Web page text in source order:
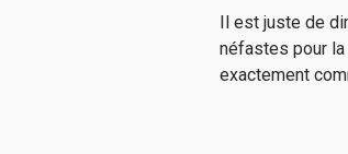
Il est juste de
néfastes pour
exactement